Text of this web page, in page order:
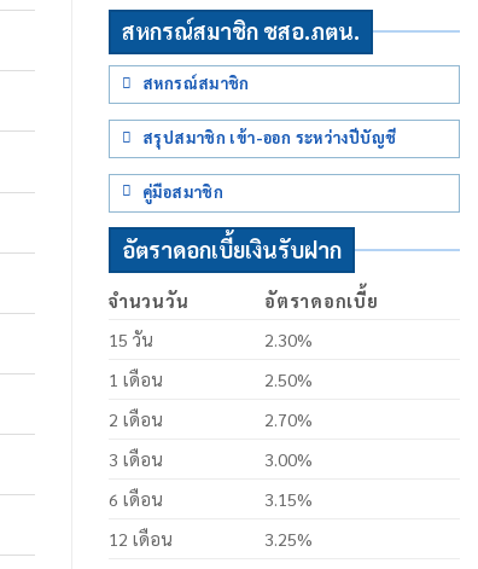
สหกรณ์สมาชิก ชสอ.ภตน.
สหกรณ์สมาชิก
สรุปสมาชิก เข้า-ออก ระหว่างปีบัญชี
คู่มือสมาชิก
อัตราดอกเบี้ยเงินรับฝาก
จำนวนวัน
อัตราดอกเบี้ย
15 วัน
2.30%
1 เดือน
2.50%
2 เดือน
2.70%
3 เดือน
3.00%
6 เดือน
3.15%
12 เดือน
3.25%